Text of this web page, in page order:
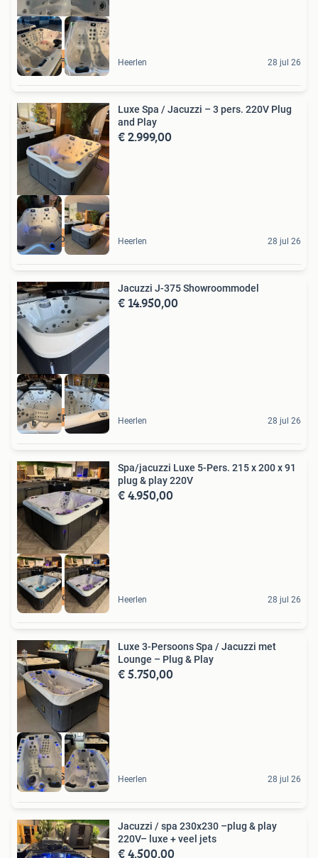
weg = weg Heerlen 28 jul 26
Koopje
Luxe Spa / Jacuzzi – 3 pers. 220V Plug
and Play
€ 2.999,00
Heerlen 28 jul 26
WINTERACTIE
Jacuzzi J-375 Showroommodel
€ 14.950,00
Heerlen 28 jul 26
luxe zitcomfort
Spa/jacuzzi Luxe 5-Pers. 215 x 200 x 91
plug & play 220V
€ 4.950,00
Heerlen 28 jul 26
3-PERS SPA Lounge
Luxe 3-Persoons Spa / Jacuzzi met
Lounge – Plug & Play
€ 5.750,00
Heerlen 28 jul 26
Jacuzzi / spa 230x230 –plug & play
220V– luxe + veel jets
€ 4.500,00